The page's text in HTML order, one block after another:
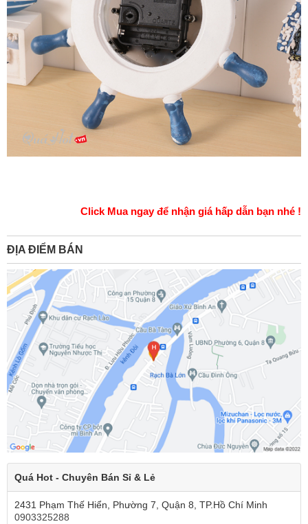
Click Mua ngay để nhận giá hấp dẫn bạn nhé !
ĐỊA ĐIỂM BÁN
Quá Hot - Chuyên Bán Sỉ & Lẻ
2431 Phạm Thế Hiển, Phường 7, Quận 8, TP.Hồ Chí Minh
0903325288